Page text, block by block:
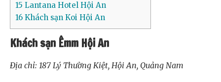
15 Lantana Hotel Hội An
16 Khách sạn Koi Hội An
Khách sạn Êmm Hội An
Địa chỉ: 187 Lý Thường Kiệt, Hội An, Quảng Nam